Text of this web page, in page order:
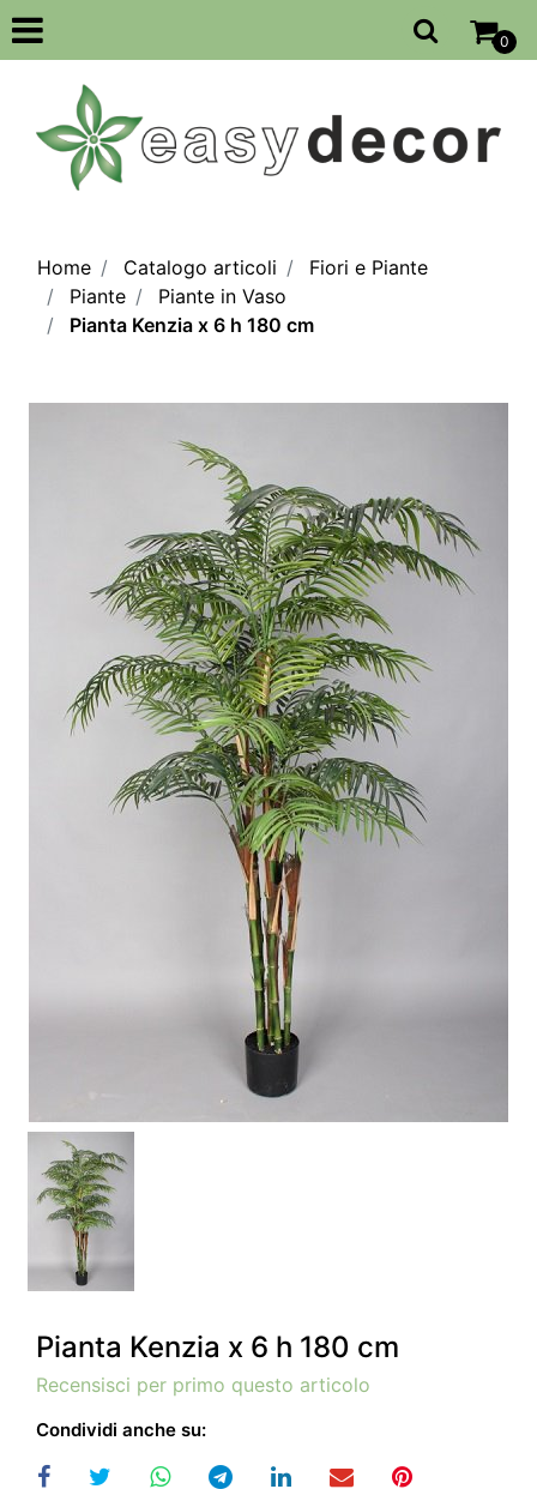
Open
0
Home Catalogo articoli
Fiori e Piante
Piante
Piante in Vaso
Pianta Kenzia x 6 h 180 cm
Pianta Kenzia x 6 h 180 cm
Recensisci per primo questo articolo
Condividi anche su: